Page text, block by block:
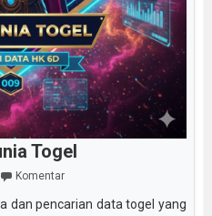
Togel
Komentar
dan pencarian data togel yang